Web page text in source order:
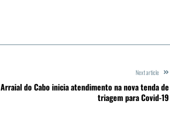
Next article
Arraial do Cabo inicia atendimento na nova tenda de
triagem para Covid-19